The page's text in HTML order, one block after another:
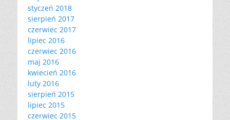
styczeń 2018
sierpień 2017
czerwiec 2017
lipiec 2016
czerwiec 2016
maj 2016
kwiecień 2016
luty 2016
sierpień 2015
lipiec 2015
czerwiec 2015